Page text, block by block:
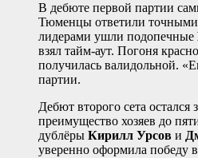
В дебюте первой партии
Тюменцы ответили точными
лидерами ушли подопечные
взял тайм-аут. Погоня
получилась валидольной.
партии.
Дебют второго сета остался
преимущество хозяев до
дублёры Кирилл Урсов и
уверенно оформила победу